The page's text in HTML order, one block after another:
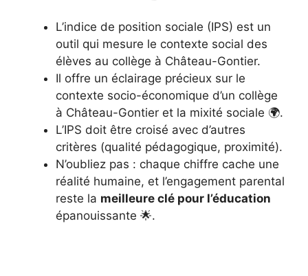
L’indice de position sociale (IPS) est un
outil qui mesure le contexte social des
élèves au collège à Château-Gontier.
Il offre un éclairage précieux sur le
contexte socio-économique d’un collège
à Château-Gontier et la mixité sociale 🌍.
L’IPS doit être croisé avec d’autres
critères (qualité pédagogique, proximité).
N’oubliez pas : chaque chiffre cache une
réalité humaine, et l’engagement parental
reste la meilleure clé pour l’éducation
épanouissante 🌟.